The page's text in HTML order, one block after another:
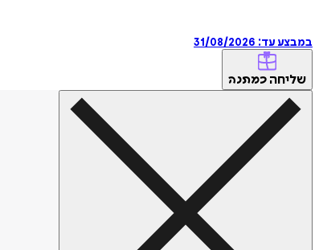
במבצע עד: 31/08/2026
שליחה כמתנה